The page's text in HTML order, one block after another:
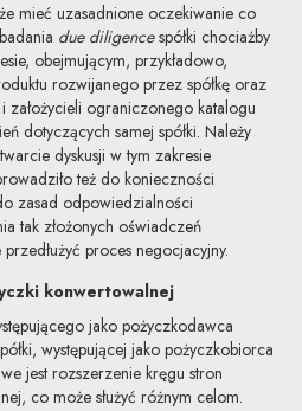
mieć uzasadnione oczekiwanie co
due diligencespółki chociażby
obejmującym, przykładowo,
rozwijanego przez spółkę oraz
i założycieli ograniczonego katalogu
dotyczących samej spółki. Należy
dyskusji w tym zakresie
też do konieczności
zasad odpowiedzialności
tak złożonych oświadczeń
proces negocjacyjny.
konwertowalnej
jako pożyczkodawca
występującej jako pożyczkobiorca
jest rozszerzenie kręgu stron
co może służyć różnym celom.